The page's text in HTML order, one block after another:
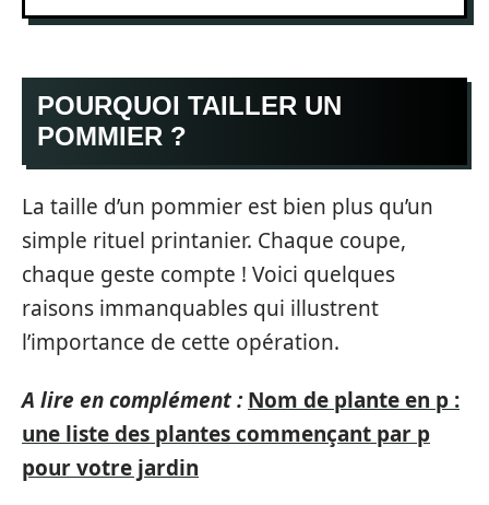
POURQUOI TAILLER UN
POMMIER ?
La taille d’un pommier est bien plus qu’un
simple rituel printanier. Chaque coupe,
chaque geste compte ! Voici quelques
raisons immanquables qui illustrent
l’importance de cette opération.
A lire en complément : Nom de plante en p :
une liste des plantes commençant par p
pour votre jardin